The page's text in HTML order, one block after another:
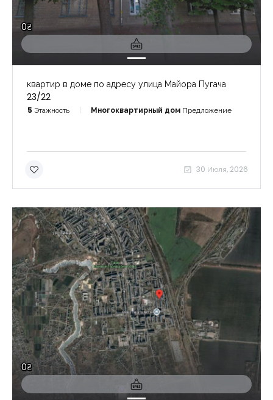
0₴
квартир в доме по адресу улица Майора Пугача
23/22
5 Этажность Многоквартирный дом Предложение
30 Июля, 2026
0₴